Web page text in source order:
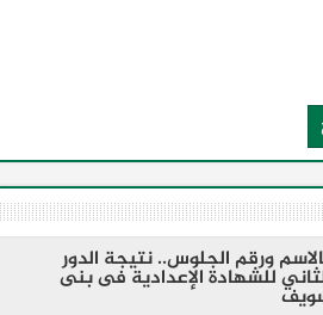
ورقم الجلوس.. نتيجة الدور
للشهادة الإعدادية فى بنى